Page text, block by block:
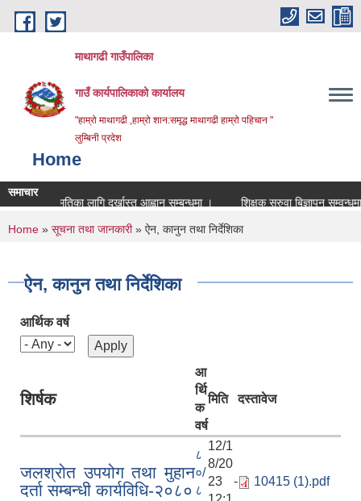
Skip to main content
माथागढी गाउँपालिका
गाउँ कार्यपालिकाको कार्यालय
"हाम्रो माथागढी ,हाम्रो शान:समृद्ध माथागढी हाम्रो पहिचान "
लुम्बिनी प्रदेश
Home
समाचार
सहमतिका लागि दर्खास्त आह्वान सम्बन्धमा ।
शिक्षक सरुवा बिज्ञापन सम्वन्धमा
You are here
Home » सूचना तथा जानकारी» ऐन, कानुन तथा निर्देशिका
ऐन, कानुन तथा निर्देशिका
आर्थिक वर्ष
शिर्षक
आ
र्थि
क
वर्ष
मिति दस्तावेज
जलश्रोत उपयोग तथा मुहान
दर्ता सम्बन्धी कार्यविधि-२०८०
८
०/
८
12/1
8/20
23 -
10415 (1).pdf